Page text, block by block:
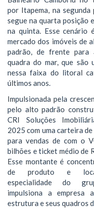
por Itapema, na
segue na quarta posição
na quinta. Esse cenário
mercado dos imóveis de
padrão, de frente
quadra do mar, que são
nessa faixa do litoral
últimos anos.
Impulsionada pela
pelo alto padrão
CRI Soluções
2025 com uma carteira
para vendas de com o
bilhões e ticket médio de
Esse montante é
de produto e
especialidade do
impulsiona a empresa
estrutura e seus quadros